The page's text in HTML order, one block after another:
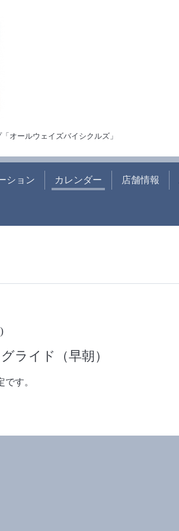
オールウェイズバイシクルズ」
ション カレンダー 店舗情報
ライド（早朝）
す。